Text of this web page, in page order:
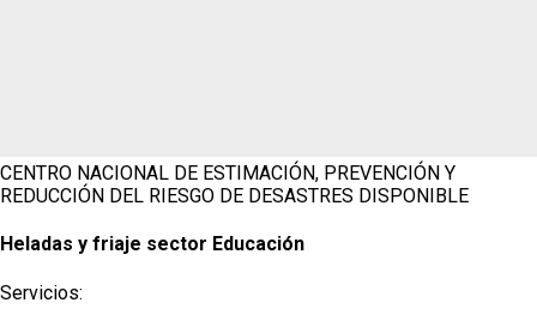
CENTRO NACIONAL DE ESTIMACIÓN, PREVENCIÓN Y
REDUCCIÓN DEL RIESGO DE DESASTRES DISPONIBLE
Heladas y friaje sector Educación
Servicios: